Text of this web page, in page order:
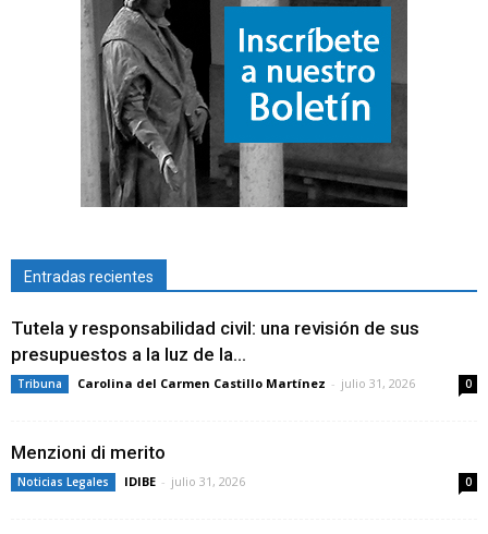
Entradas recientes
Tutela y responsabilidad civil: una revisión de sus
presupuestos a la luz de la...
Tribuna Carolina del Carmen Castillo Martínez - julio 31, 2026 0
Menzioni di merito
Noticias Legales IDIBE - julio 31, 2026 0